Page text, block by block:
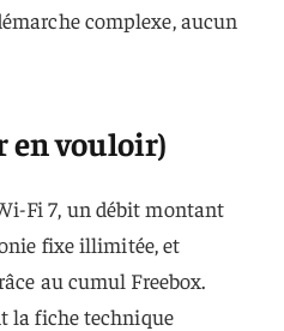
complexe, aucun
en vouloir)
Fi 7, un débit montant
fixe illimitée, et
au cumul Freebox.
la fiche technique